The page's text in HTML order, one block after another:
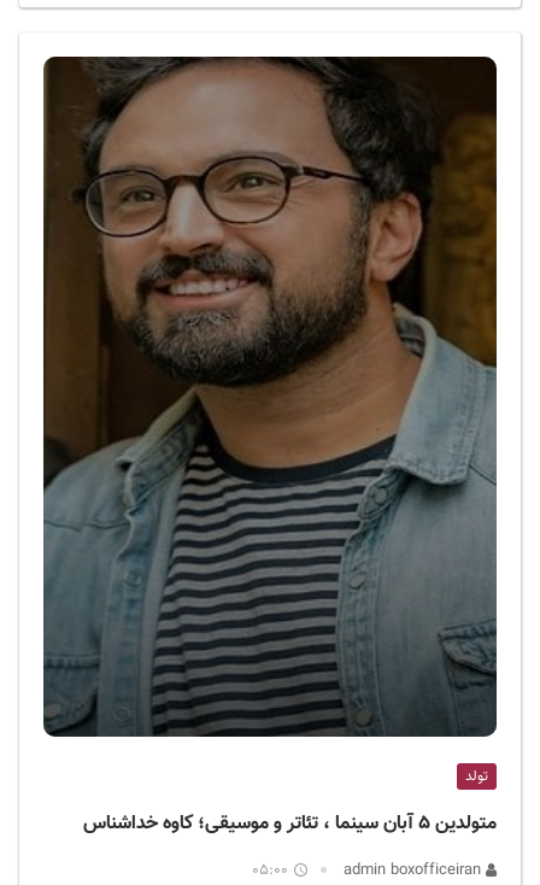
تولد
متولدین ۵ آبان سینما ، تئاتر و موسیقی؛ کاوه خداشناس
05:00